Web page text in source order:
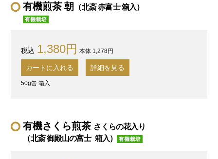
有機煎茶 朝 （北斎 赤富士 箱入）
1,380円 本体 1,278円
カートに入れる 詳細を見る
50g缶 箱入
有機さくら煎茶 さくらの花入り
（北斎 御殿山の富士 箱入）